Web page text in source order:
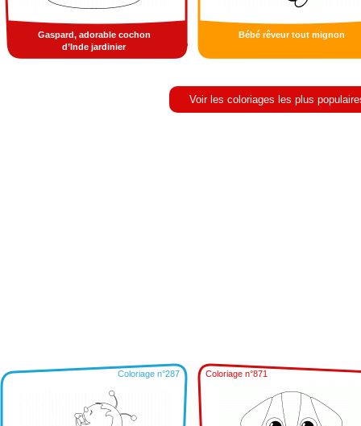
Gaspard, adorable cochon
d’Inde jardinier
Bébé rêveur tout mignon
Voir les coloriages les plus
Coloriage n°287 Coloriage n°871